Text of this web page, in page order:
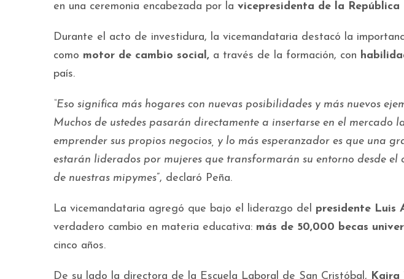
en una ceremonia encabezada por la vicepresidenta de la República
Durante el acto de investidura, la vicemandataria destacó la
como motor de cambio social, a través de la formación, con
país.
“Eso significa más hogares con nuevas posibilidades y más nuevos
Muchos de ustedes pasarán directamente a insertarse en el mercado
emprender sus propios negocios, y lo más esperanzador es que una
estarán liderados por mujeres que transformarán su entorno desde el
de nuestras mipymes”, declaró Peña.
La vicemandataria agregó que bajo el liderazgo del presidente Luis
verdadero cambio en materia educativa: más de 50,000 becas
cinco años.
De su lado la directora de la Escuela Laboral de San Cristóbal, Kaira